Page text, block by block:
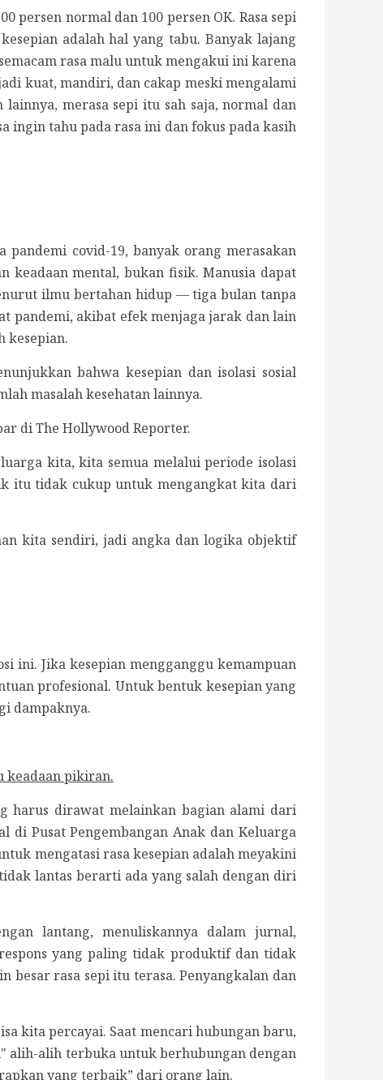
persen normal dan 100 persen OK. Rasa sepi
adalah hal yang tabu. Banyak lajang
rasa malu untuk mengakui ini karena
kuat, mandiri, dan cakap meski mengalami
lainnya, merasa sepi itu sah saja, normal dan
ingin tahu pada rasa ini dan fokus pada kasih
covid-19, banyak orang merasakan
keadaan mental, bukan fisik.Manusia dapat
ilmu bertahan hidup — tiga bulan tanpa
pandemi, akibat efek menjaga jarak dan lain
kesepian.
bahwa kesepian dan isolasi sosial
masalah kesehatan lainnya.
di The Hollywood Reporter.
kita, kita semua melalui periode isolasi
itu tidak cukup untuk mengangkat kita dari
kita sendiri, jadi angka dan logika objektif
ini. Jika kesepian mengganggu kemampuan
profesional. Untuk bentuk kesepian yang
dampaknya.
keadaan pikiran.
harus dirawat melainkan bagian alami dari
di Pusat Pengembangan Anak dan Keluarga
mengatasi rasa kesepian adalah meyakini
lantas berarti ada yang salah dengan diri
lantang, menuliskannya dalam jurnal,
yang paling tidak produktif dan tidak
besar rasa sepi itu terasa. Penyangkalan dan
kita percayai. Saat mencari hubungan baru,
alih terbuka untuk berhubungan dengan
yang terbaik” dari orang lain.